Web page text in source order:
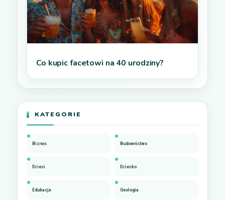
Co kupic facetowi na 40 urodziny?
KATEGORIE
Biznes Budownictwo
Dzieci Dziecko
Edukacja Geologia